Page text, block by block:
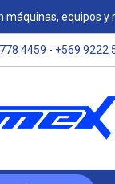
máquinas, equipos
4459 - +569 9222